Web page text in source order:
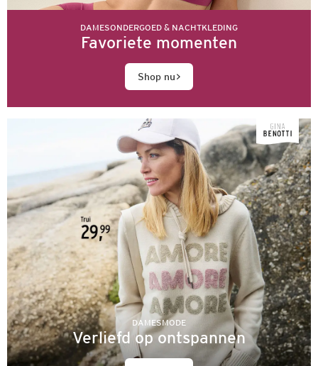
DAMESONDERGOED & NACHTKLEDING
Favoriete momenten
Shop nu
DAMESMODE
Verliefd op ontspannen